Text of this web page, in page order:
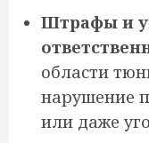
Штрафы и
области
нарушение
или даже